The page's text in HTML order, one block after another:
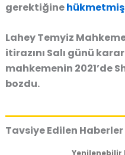
gerektiğine
Lahey Temyiz
itirazını Salı günü
mahkemenin 2021’de
bozdu.
Tavsiye Edilen Haberler